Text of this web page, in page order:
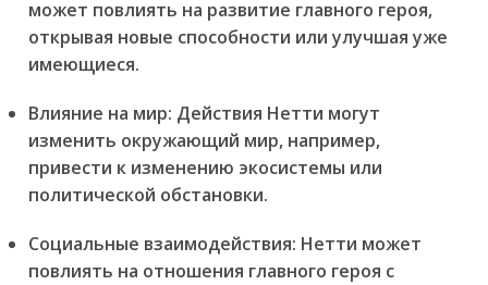
может повлиять на развитие главного героя,
открывая новые способности или улучшая уже
имеющиеся.
Влияние на мир: Действия Нетти могут
изменить окружающий мир, например,
привести к изменению экосистемы или
политической обстановки.
Социальные взаимодействия: Нетти может
повлиять на отношения главного героя с